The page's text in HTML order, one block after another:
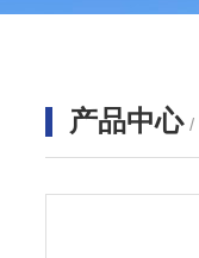
产品中心 /